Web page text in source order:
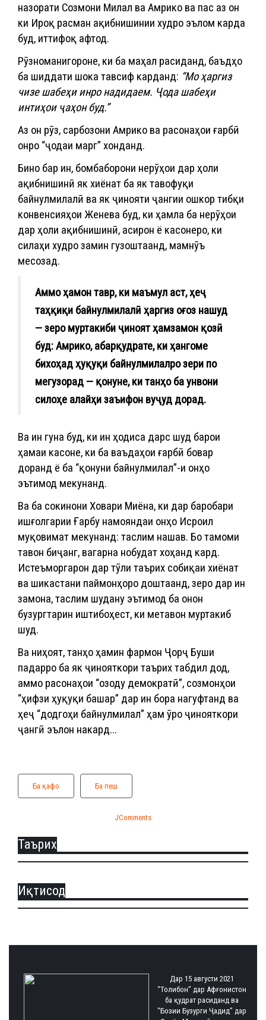
назорати Созмони Милал ва Амрико ва пас аз он
ки Ироқ расман ақибнишинии худро эълом карда
буд, иттифоқ афтод.
Рӯзноманигороне, ки ба маҳал расиданд, баъдҳо
ба шиддати шока тавсиф карданд: “Мо ҳаргиз
чизе шабеҳи инро надидаем. Ҷода шабеҳи
интиҳои ҷаҳон буд.”
Аз он рӯз, сарбозони Амрико ва расонаҳои ғарбӣ
онро “ҷодаи марг” хонданд.
Бино бар ин, бомбаборони нерӯҳои дар ҳоли
ақибнишинӣ як хиёнат ба як тавофуқи
байнулмилалӣ ва як ҷинояти ҷангии ошкор тибқи
конвенсияҳои Женева буд, ки ҳамла ба нерӯҳои
дар ҳоли ақибнишинӣ, асирон ё касонеро, ки
силаҳи худро замин гузоштаанд, мамнӯъ
месозад.
Аммо ҳамон тавр, ки маъмул аст, ҳеҷ
таҳқиқи байнулмилалӣ ҳаргиз оғоз нашуд
— зеро муртакиби ҷиноят ҳамзамон қозӣ
буд: Амрико, абарқудрате, ки ҳангоме
бихоҳад ҳуқуқи байнулмилалро зери по
мегузорад — қонуне, ки танҳо ба унвони
силоҳе алайҳи заъифон вуҷуд дорад.
Ва ин гуна буд, ки ин ҳодиса дарс шуд барои
ҳамаи касоне, ки ба ваъдаҳои ғарбӣ бовар
доранд ё ба “қонуни байнулмилал”-и онҳо
эътимод мекунанд.
Ва ба сокинони Ховари Миёна, ки дар баробари
ишғолгарии Ғарбу намояндаи онҳо Исроил
муқовимат мекунанд: таслим нашав. Бо тамоми
тавон биҷанг, вагарна нобудат хоҳанд кард.
Истеъморгарон дар тӯли таърих собиқаи хиёнат
ва шикастани паймонҳоро доштаанд, зеро дар ин
замона, таслим шудану эътимод ба онон
бузургтарин иштибоҳест, ки метавон муртакиб
шуд.
Ва ниҳоят, танҳо ҳамин фармон Ҷорҷ Буши
падарро ба як ҷинояткори таърих табдил дод,
аммо расонаҳои “озоду демократӣ”, созмонҳои
“ҳифзи ҳуқуқи башар” дар ин бора нагуфтанд ва
ҳеҷ “додгоҳи байнулмилал” ҳам ӯро ҷинояткори
ҷангӣ эълон накард...
Ба қафо Ба пеш
JComments
Таърих
Иқтисод
Дар 15 августи 2021
“Толибон” дар Афғонистон
ба қудрат расиданд ва
“Бозии Бузурги Ҷадид” дар